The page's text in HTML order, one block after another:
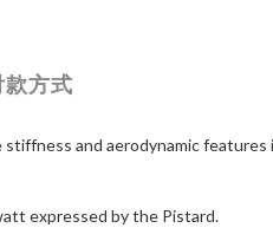
方式
and aerodynamic
expressed by the Pistard.